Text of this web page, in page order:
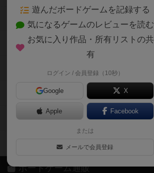
遊んだボードゲームを記録する
気になるゲームのレビューを読む
お気に入り作品・所有リストの共
有
ログイン / 会員登録（10秒）
Google X
Apple Facebook
または
メールで会員登録
ボードゲーム会情報
メカニクス特集
掲示板・トピックス
ボドとも・会員一覧
ボードゲーム業界コラム
ボドゲーマご利用案内
ボードゲーム通販